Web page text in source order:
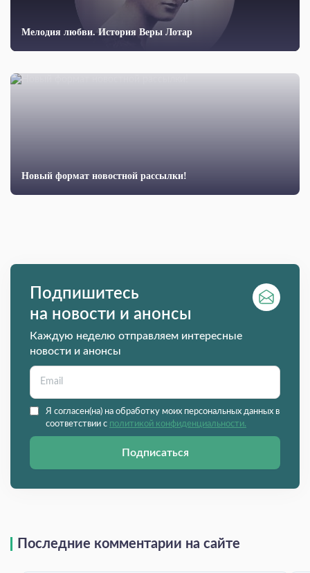
Мелодия любви. История Веры Лотар
Новый формат новостной рассылки!
Подпишитесь
на новости и анонсы
Каждую неделю отправляем интересные
новости и анонсы
Я согласен(на) на обработку моих персональных данных в
соответствии с политикой конфиденциальности.
Подписаться
Последние комментарии на сайте